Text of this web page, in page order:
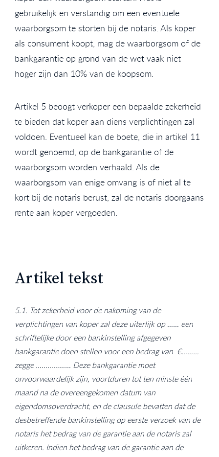
gebruikelijk en verstandig om een eventuele
waarborgsom te storten bij de notaris. Als koper
als consument koopt, mag de waarborgsom of de
bankgarantie op grond van de wet vaak niet
hoger zijn dan 10% van de koopsom.
Artikel 5 beoogt verkoper een bepaalde zekerheid
te bieden dat koper aan diens verplichtingen zal
voldoen. Eventueel kan de boete, die in artikel 11
wordt genoemd, op de bankgarantie of de
waarborgsom worden verhaald. Als de
waarborgsom van enige omvang is of niet al te
kort bij de notaris berust, zal de notaris doorgaans
rente aan koper vergoeden.
Artikel tekst
5.1. Tot zekerheid voor de nakoming van de
verplichtingen van koper zal deze uiterlijk op …… een
schriftelijke door een bankinstelling afgegeven
bankgarantie doen stellen voor een bedrag van €………
zegge ……………… Deze bankgarantie moet
onvoorwaardelijk zijn, voortduren tot ten minste één
maand na de overeengekomen datum van
eigendomsoverdracht, en de clausule bevatten dat de
desbetreffende bankinstelling op eerste verzoek van de
notaris het bedrag van de garantie aan de notaris zal
uitkeren. Indien het bedrag van de garantie aan de